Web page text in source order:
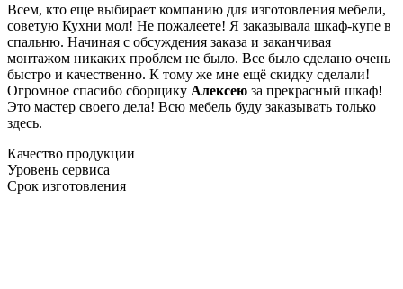
Всем, кто еще выбирает компанию для изготовления мебели,
советую Кухни мол! Не пожалеете! Я заказывала шкаф-купе в
спальню. Начиная с обсуждения заказа и заканчивая
монтажом никаких проблем не было. Все было сделано очень
быстро и качественно. К тому же мне ещё скидку сделали!
Огромное спасибо сборщику Алексею за прекрасный шкаф!
Это мастер своего дела! Всю мебель буду заказывать только
здесь.
Качество продукции
Уровень сервиса
Срок изготовления